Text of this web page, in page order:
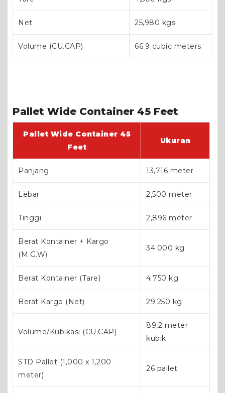
Net 25,980 kgs
Volume (CU.CAP) 66.9 cubic meters
Pallet Wide Container 45 Feet
Pallet Wide Container 45
Feet
Ukuran
Panjang 13,716 meter
Lebar 2,500 meter
Tinggi 2,896 meter
Berat Kontainer + Kargo
(M.G.W)
34.000 kg
Berat Kontainer (Tare) 4.750 kg
Berat Kargo (Net) 29.250 kg
Volume/Kubikasi (CU.CAP)
89,2 meter
kubik
STD Pallet (1,000 x 1,200
meter)
26 pallet